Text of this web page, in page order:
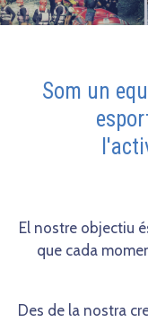
Som un
El nostre objectiu
que cada
Des de la nostra